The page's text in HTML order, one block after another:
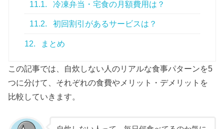
11.1. 冷凍弁当・宅食の月額費用は？
11.2. 初回割引があるサービスは？
12. まとめ
この記事では、自炊しない人のリアルな食事パターンを5
つに分けて、それぞれの食費やメリット・デメリットを
比較していきます。